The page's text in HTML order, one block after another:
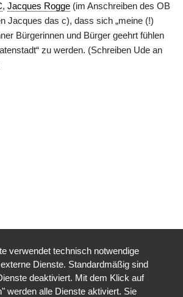
, Jacques Rogge (im Anschreiben des OB
Jacques das c), dass sich „meine (!)
Bürgerinnen und Bürger geehrt fühlen
zu werden. (Schreiben Ude an
verwendet technisch notwendige
Dienste. Standardmäßig sind
deaktiviert. Mit dem Klick auf
werden alle Dienste aktiviert. Sie